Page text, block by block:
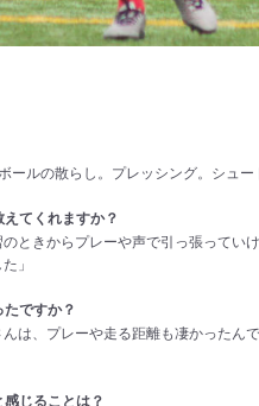
ルの散らし。プレッシング。シュー
てくれますか？
ときからプレーや声で引っ張って
」
ですか？
は、プレーや走る距離も凄かった
じることは？